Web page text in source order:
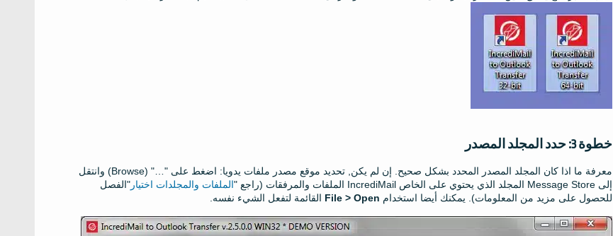
خطوة 3: حدد المجلد المصدر
معرفة ما اذا كان المجلد المصدر المحدد بشكل صحيح. إن لم يكن, تحديد موقع مصدر ملفات يدويا: اضغط على "…" (Browse) وانتقل
إلى Message Store المجلد الذي يحتوي على الخاص IncrediMail الملفات والمرفقات (راجع "الملفات والمجلدات اختيار "الفصل
للحصول على مزيد من المعلومات). يمكنك أيضا استخدام File > Open القائمة لتفعل الشيء نفسه.